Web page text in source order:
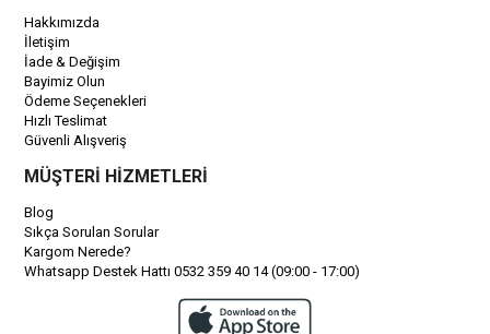
Hakkımızda
İletişim
İade & Değişim
Bayimiz Olun
Ödeme Seçenekleri
Hızlı Teslimat
Güvenli Alışveriş
MÜŞTERİ HİZMETLERİ
Blog
Sıkça Sorulan Sorular
Kargom Nerede?
Whatsapp Destek Hattı 0532 359 40 14 (09:00 - 17:00)